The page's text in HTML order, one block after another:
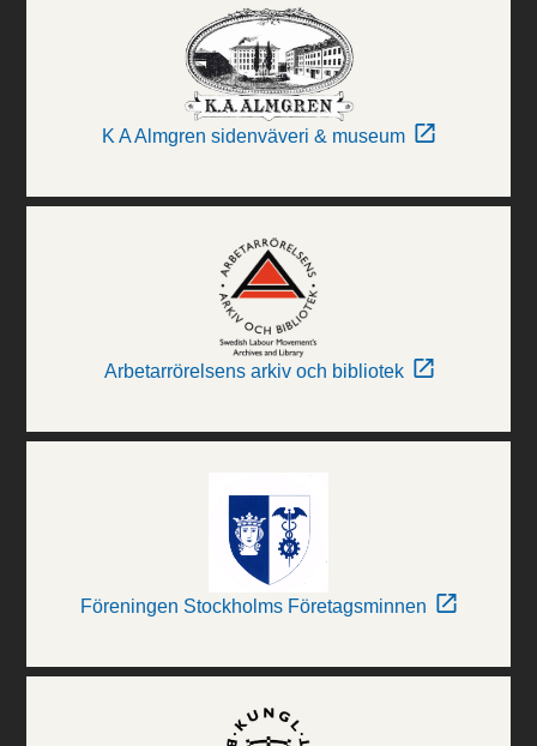
K A Almgren sidenväveri & museum
Arbetarrörelsens arkiv och bibliotek
Föreningen Stockholms Företagsminnen